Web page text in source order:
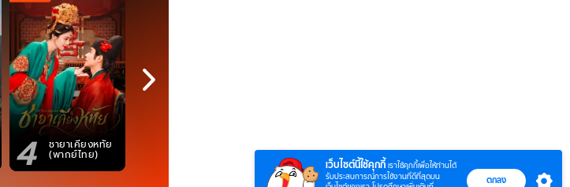
4 ชายาเคียงหทัย
(พากย์ไทย) 5 6 พบเธอ 7 พบเธอ (พากย์
ไทย) 8 แบบ
เว็บไซต์นี้ใช้คุกกี้ เราใช้คุกกี้เพื่อให้ท่านได้
รับประสบการณ์การใช้งานที่ดีที่สุดบน
ตกลง